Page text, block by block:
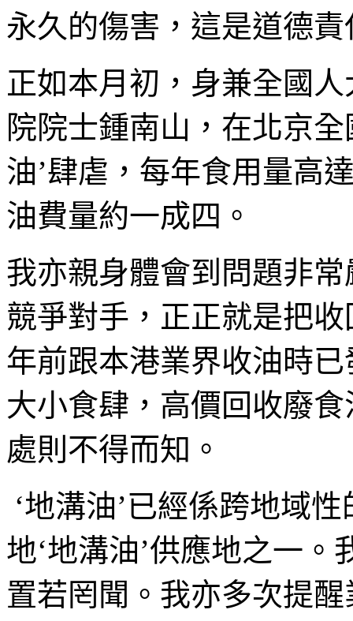
永久的傷害，這是道德
正如本月初，身兼全國
院院士鍾南山，在北京
油’肆虐，每年食用量高
油費量約一成四。
我亦親身體會到問題非
競爭對手，正正就是把
年前跟本港業界收油時
大小食肆，高價回收廢
處則不得而知。
‘地溝油’已經係跨地域
地‘地溝油’供應地之一
置若罔聞。我亦多次提